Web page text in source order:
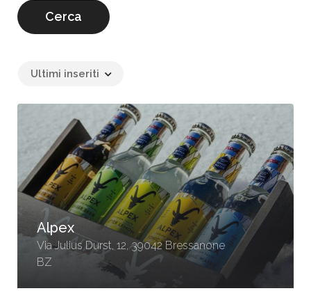
Cerca
Ultimi inseriti
Alpex
Via Julius Durst, 12, 39042 Bressanone
BZ